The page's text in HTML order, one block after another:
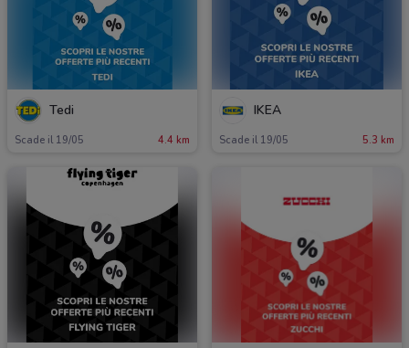
Tedi
Scade il 19/05 4.4 km
IKEA
Scade il 19/05 5.3 km